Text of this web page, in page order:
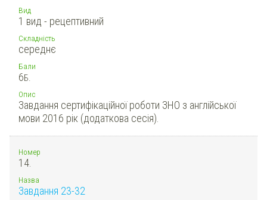
Вид
1 вид - рецептивний
Складність
середнє
Бали
6Б.
Опис
Завдання сертифікаційної роботи ЗНО з англійської
мови 2016 рік (додаткова сесія).
Номер
14.
Назва
Завдання 23-32